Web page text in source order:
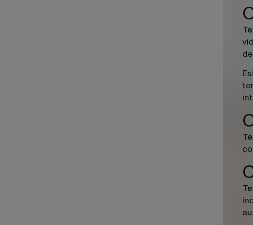
Think, Set,
Sobre